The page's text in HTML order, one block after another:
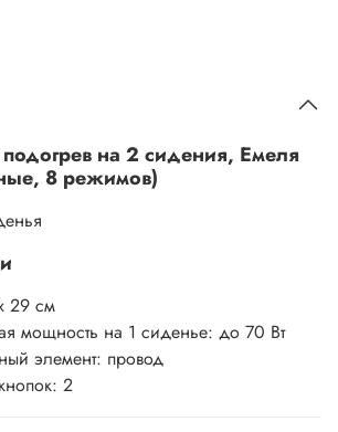
на 2 сидения, Емеля
8 режимов)
29 см
мощность на 1 сиденье: до 70 Вт
элемент: провод
: 2